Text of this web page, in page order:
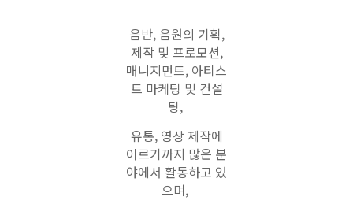
음반, 음원의 기획,
제작 및 프로모션,
매니지먼트, 아티스
트 마케팅 및 컨설
팅,
유통, 영상 제작에
이르기까지 많은 분
야에서 활동하고 있
으며,